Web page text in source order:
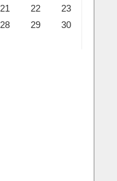
21 22
23
28 29
30